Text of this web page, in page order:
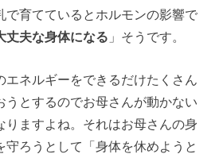
で育てているとホルモンの影響で
丈夫な身体になる 」そうです。
エネルギーをできるだけたくさん
うとするのでお母さんが動かない
りますよね。それはお母さんの身
守ろうとして「身体を休めようと